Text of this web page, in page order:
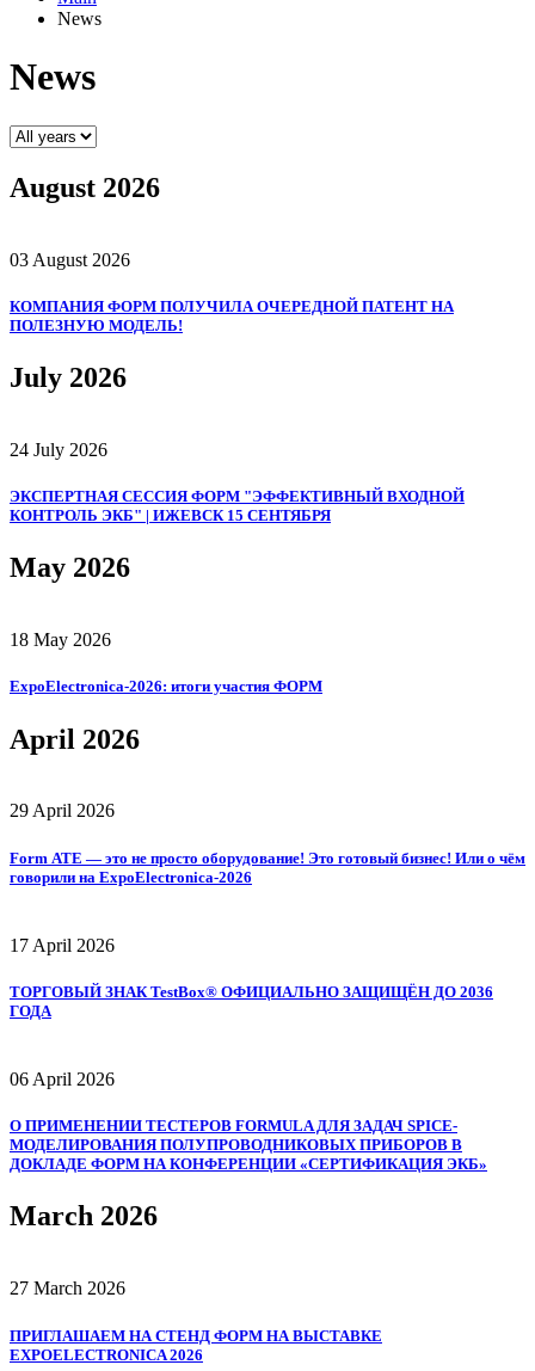
News
News
August 2026
03 August 2026
КОМПАНИЯ ФОРМ ПОЛУЧИЛА ОЧЕРЕДНОЙ ПАТЕНТ НА
ПОЛЕЗНУЮ МОДЕЛЬ!
July 2026
24 July 2026
ЭКСПЕРТНАЯ СЕССИЯ ФОРМ "ЭФФЕКТИВНЫЙ ВХОДНОЙ
КОНТРОЛЬ ЭКБ" | ИЖЕВСК 15 СЕНТЯБРЯ
May 2026
18 May 2026
ExpoElectronica‑2026: итоги участия ФОРМ
April 2026
29 April 2026
Form АТЕ — это не просто оборудование! Это готовый бизнес! Или о чём
говорили на ExpoElectronica‑2026
17 April 2026
ТОРГОВЫЙ ЗНАК TestBox® ОФИЦИАЛЬНО ЗАЩИЩЁН ДО 2036
ГОДА
06 April 2026
О ПРИМЕНЕНИИ ТЕСТЕРОВ FORMULA ДЛЯ ЗАДАЧ SPICE-
МОДЕЛИРОВАНИЯ ПОЛУПРОВОДНИКОВЫХ ПРИБОРОВ В
ДОКЛАДЕ ФОРМ НА КОНФЕРЕНЦИИ «СЕРТИФИКАЦИЯ ЭКБ»
March 2026
27 March 2026
ПРИГЛАШАЕМ НА СТЕНД ФОРМ НА ВЫСТАВКЕ
EXPOELECTRONICA 2026